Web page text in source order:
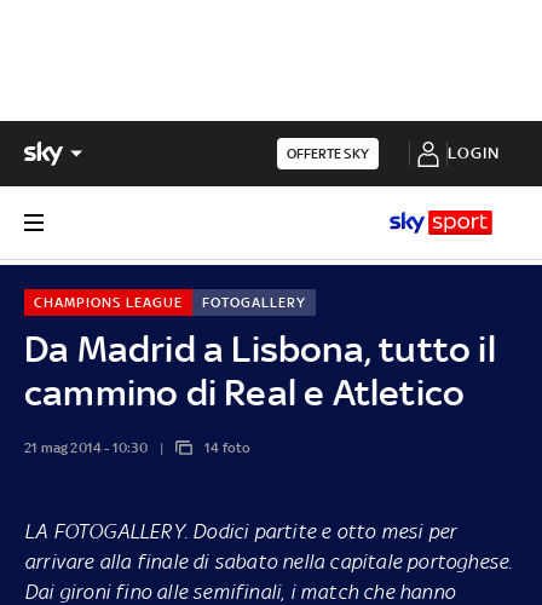
OFFERTE SKY LOGIN
Da Madrid a Lisbona, tutto il
cammino di Real e Atletico
CHAMPIONS LEAGUE FOTOGALLERY
21 mag 2014 - 10:30 14 foto
LA FOTOGALLERY. Dodici partite e otto mesi per
arrivare alla finale di sabato nella capitale portoghese.
Dai gironi fino alle semifinali, i match che hanno